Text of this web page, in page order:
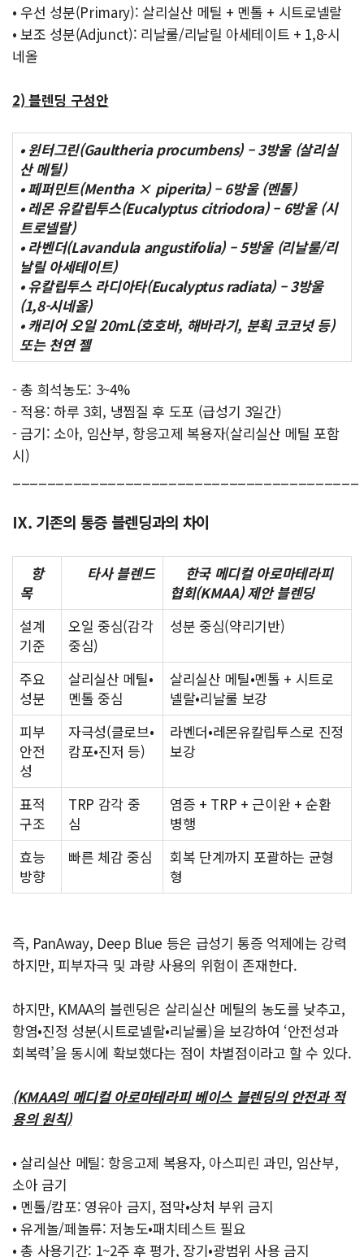
• 우선 성분(Primary): 살리실산 메틸 + 멘톨 + 시트로넬랄
• 보조 성분(Adjunct): 리날룰/리날릴 아세테이트 + 1,8-시
네올
2) 블렌딩 구성안
• 윈터그린(Gaultheria procumbens) – 3방울 (살리실
산 메틸)
• 페퍼민트(Mentha × piperita) – 6방울 (멘톨)
• 레몬 유칼립투스(Eucalyptus citriodora) – 6방울 (시
트로넬랄)
• 라벤더(Lavandula angustifolia) – 5방울 (리날룰/리
날릴 아세테이트)
• 유칼립투스 라디아타(Eucalyptus radiata) – 3방울
(1,8-시네올)
• 캐리어 오일 20mL(호호바, 해바라기, 분획 코코넛 등)
또는 천연 젤
- 총 희석농도: 3~4%
- 적용: 하루 3회, 냉찜질 후 도포 (급성기 3일간)
- 금기: 소아, 임산부, 항응고제 복용자(살리실산 메틸 포함
시)
Ⅸ. 기존의 통증 블렌딩과의 차이
항
목
타사 블렌드
한국 메디컬 아로마테라피
협회(KMAA) 제안 블렌딩
설계
기준
오일 중심(감각
중심)
성분 중심(약리기반)
주요
성분
살리실산 메틸•
멘톨 중심
살리실산 메틸•멘톨 + 시트로
넬랄•리날룰 보강
피부
안전
성
자극성(클로브•
캄포•진저 등)
라벤더•레몬유칼립투스로 진정
보강
표적
구조
TRP 감각 중
심
염증 + TRP + 근이완 + 순환
병행
효능
방향
빠른 체감 중심
회복 단계까지 포괄하는 균형
형
즉, PanAway, Deep Blue 등은 급성기 통증 억제에는 강력
하지만, 피부자극 및 과량 사용의 위험이 존재한다.
하지만, KMAA의 블렌딩은 살리실산 메틸의 농도를 낮추고,
항염•진정 성분(시트로넬랄•리날룰)을 보강하여 ‘안전성과
회복력’을 동시에 확보했다는 점이 차별점이라고 할 수 있다.
(KMAA의 메디컬 아로마테라피 베이스 블렌딩의 안전과 적
용의 원칙)
• 살리실산 메틸: 항응고제 복용자, 아스피린 과민, 임산부,
소아 금기
• 멘톨/캄포: 영유아 금지, 점막•상처 부위 금지
• 유게놀/페놀류: 저농도•패치테스트 필요
• 총 사용기간: 1~2주 후 평가, 장기•광범위 사용 금지